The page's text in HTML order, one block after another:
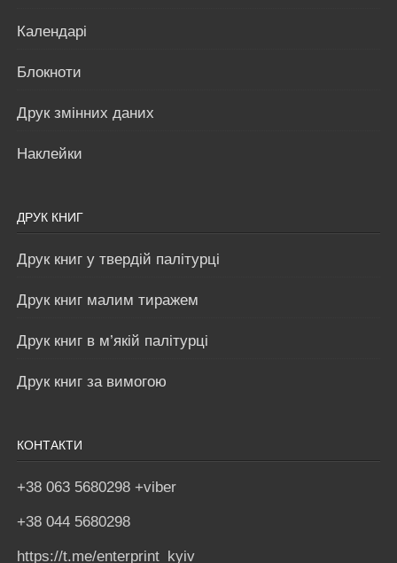
Календарі
Блокноти
Друк змінних даних
Наклейки
ДРУК КНИГ
Друк книг у твердій палітурці
Друк книг малим тиражем
Друк книг в м’якій палітурці
Друк книг за вимогою
КОНТАКТИ
+38 063 5680298 +viber
+38 044 5680298
https://t.me/enterprint_kyiv